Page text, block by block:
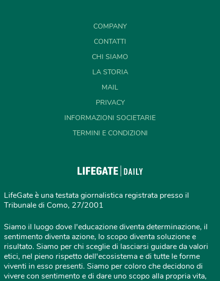
COMPANY
CONTATTI
CHI SIAMO
LA STORIA
MAIL
PRIVACY
INFORMAZIONI SOCIETARIE
TERMINI E CONDIZIONI
LifeGate è una testata giornalistica registrata presso il
Tribunale di Como, 27/2001
Siamo il luogo dove l'educazione diventa determinazione, il
sentimento diventa azione, lo scopo diventa soluzione e
risultato. Siamo per chi sceglie di lasciarsi guidare da valori
etici, nel pieno rispetto dell'ecosistema e di tutte le forme
viventi in esso presenti. Siamo per coloro che decidono di
vivere con sentimento e di dare uno scopo alla propria vita,